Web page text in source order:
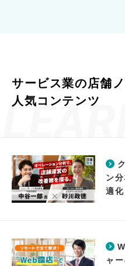
サービス業の店舗
人気コンテンツ
ン
適化
ャ